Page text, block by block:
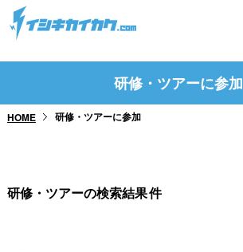
トップページ
研修・ツアーに参加
研修・ツアーに参加
HOME 研修・ツアーに参加
研修・ツアーの検索結果件